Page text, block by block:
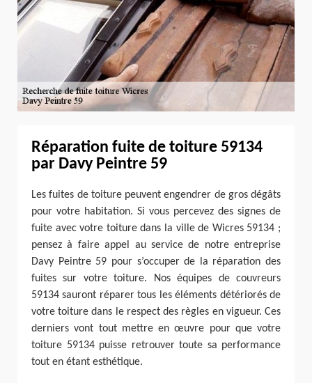
Réparation fuite de toiture 59134
par Davy Peintre 59
Les fuites de toiture peuvent engendrer de gros dégâts
pour votre habitation. Si vous percevez des signes de
fuite avec votre toiture dans la ville de Wicres 59134 ;
pensez à faire appel au service de notre entreprise
Davy Peintre 59 pour s’occuper de la réparation des
fuites sur votre toiture. Nos équipes de couvreurs
59134 sauront réparer tous les éléments détériorés de
votre toiture dans le respect des règles en vigueur. Ces
derniers vont tout mettre en œuvre pour que votre
toiture 59134 puisse retrouver toute sa performance
tout en étant esthétique.